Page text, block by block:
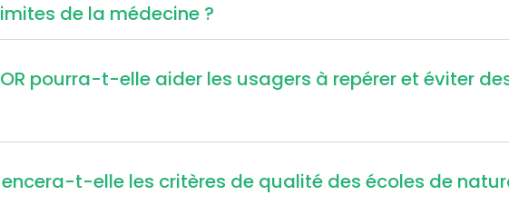
de la médecine ?
pourra-t-elle aider les usagers à repérer et éviter
t-elle les critères de qualité des écoles de